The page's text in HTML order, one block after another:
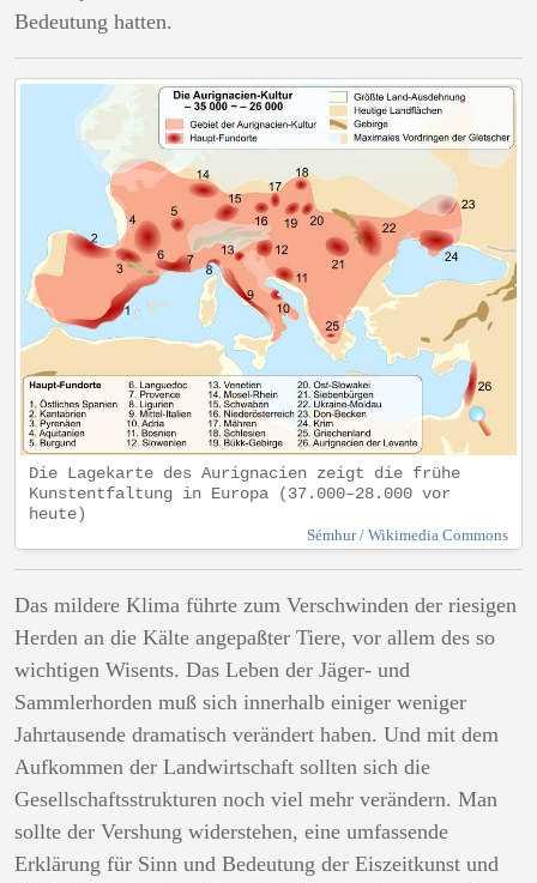
Bedeutung hatten.
Die Lagekarte des Aurignacien zeigt die frühe
Kunstentfaltung in Europa (37.000–28.000 vor
heute)
Sémhur/ Wikimedia Commons
Das mildere Klima führte zum Verschwinden der riesigen
Herden an die Kälte angepaßter Tiere, vor allem des so
wichtigen Wisents. Das Leben der Jäger- und
Sammlerhorden muß sich innerhalb einiger weniger
Jahrtausende dramatisch verändert haben. Und mit dem
Aufkommen der Landwirtschaft sollten sich die
Gesellschaftsstrukturen noch viel mehr verändern. Man
sollte der Vershung widerstehen, eine umfassende
Erklärung für Sinn und Bedeutung der Eiszeitkunst und